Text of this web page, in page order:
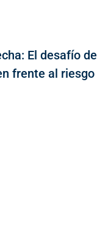
El desafío de
frente al riesgo